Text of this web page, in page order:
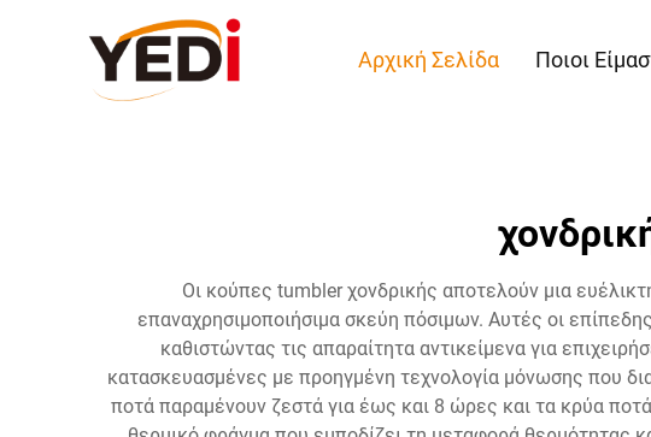
Αρχική Σελίδα Ποιοι
Οι κούπες tumbler χονδρικής αποτελούν μια
επαναχρησιμοποιήσιμα σκεύη πόσιμων. Αυτές οι
καθιστώντας τις απαραίτητα αντικείμενα για
κατασκευασμένες με προηγμένη τεχνολογία μόνωσης που
ποτά παραμένουν ζεστά για έως και 8 ώρες και τα κρύα